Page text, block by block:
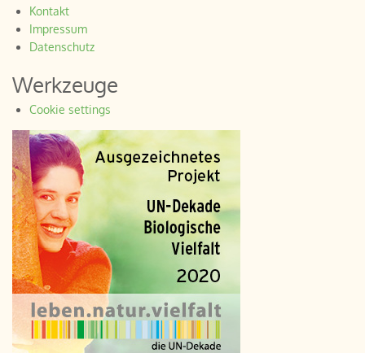
Kontakt
Impressum
Datenschutz
Werkzeuge
Cookie settings